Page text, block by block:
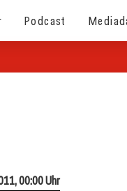
Podcast
00:00 Uhr